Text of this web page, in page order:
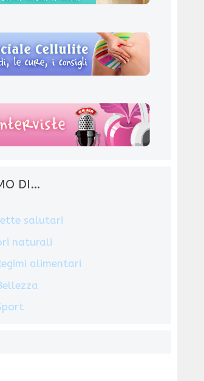
DI…
salutari
naturali
alimentari